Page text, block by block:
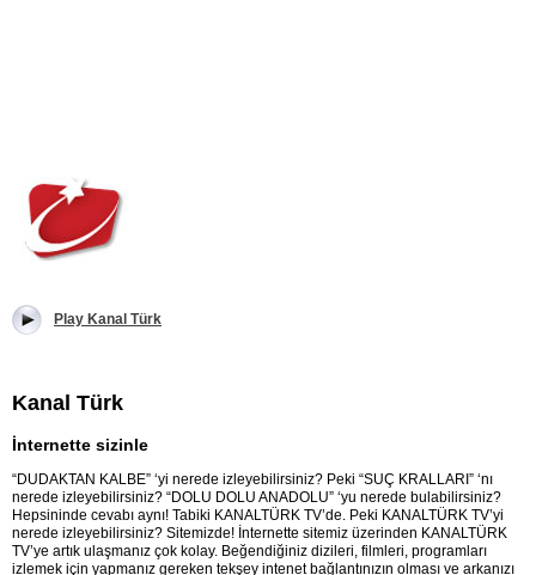
Play Kanal Türk
Kanal Türk
İnternette sizinle
“DUDAKTAN KALBE” ‘yi nerede izleyebilirsiniz? Peki “SUÇ KRALLARI” ‘nı
nerede izleyebilirsiniz? “DOLU DOLU ANADOLU” ‘yu nerede bulabilirsiniz?
Hepsininde cevabı aynı! Tabiki KANALTÜRK TV’de. Peki KANALTÜRK TV’yi
nerede izleyebilirsiniz? Sitemizde! İnternette sitemiz üzerinden KANALTÜRK
TV’ye artık ulaşmanız çok kolay. Beğendiğiniz dizileri, filmleri, programları
izlemek için yapmanız gereken tekşey intenet bağlantınızın olması ve arkanızı